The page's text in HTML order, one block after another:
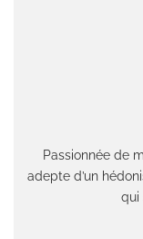
Passionnée de
adepte d’un
qui